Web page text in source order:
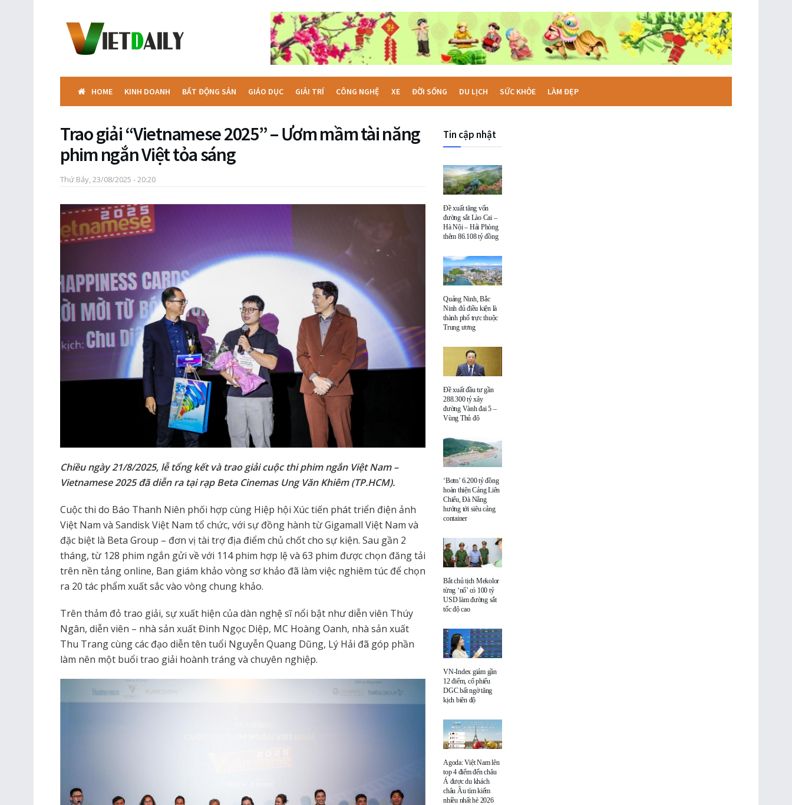
HOME KINH DOANH BẤT ĐỘNG SẢN GIÁO DỤC GIẢI TRÍ CÔNG NGHỆ XE ĐỜI SỐNG DU LỊCH SỨC KHỎE LÀM ĐẸP
Trao giải “Vietnamese 2025” – Ươm mầm tài năng
phim ngắn Việt tỏa sáng
Thứ Bảy, 23/08/2025 - 20:20
Chiều ngày 21/8/2025, lễ tổng kết và trao giải cuộc thi phim ngắn Việt Nam –
Vietnamese 2025 đã diễn ra tại rạp Beta Cinemas Ung Văn Khiêm (TP.HCM).
Cuộc thi do Báo Thanh Niên phối hợp cùng Hiệp hội Xúc tiến phát triển điện ảnh
Việt Nam và Sandisk Việt Nam tổ chức, với sự đồng hành từ Gigamall Việt Nam và
đặc biệt là Beta Group – đơn vị tài trợ địa điểm chủ chốt cho sự kiện. Sau gần 2
tháng, từ 128 phim ngắn gửi về với 114 phim hợp lệ và 63 phim được chọn đăng tải
trên nền tảng online, Ban giám khảo vòng sơ khảo đã làm việc nghiêm túc để chọn
ra 20 tác phẩm xuất sắc vào vòng chung khảo.
Trên thảm đỏ trao giải, sự xuất hiện của dàn nghệ sĩ nổi bật như diễn viên Thúy
Ngân, diễn viên – nhà sản xuất Đinh Ngọc Diệp, MC Hoàng Oanh, nhà sản xuất
Thu Trang cùng các đạo diễn tên tuổi Nguyễn Quang Dũng, Lý Hải đã góp phần
làm nên một buổi trao giải hoành tráng và chuyên nghiệp.
Tin cập nhật
Đề xuất tăng vốn
đường sắt Lào Cai –
Hà Nội – Hải Phòng
thêm 86.108 tỷ đồng
Quảng Ninh, Bắc
Ninh đủ điều kiện là
thành phố trực thuộc
Trung ương
Đề xuất đầu tư gần
288.300 tỷ xây
đường Vành đai 5 –
Vùng Thủ đô
‘Bơm’ 6.200 tỷ đồng
hoàn thiện Cảng Liên
Chiểu, Đà Nẵng
hướng tới siêu cảng
container
Bắt chủ tịch Mekolor
từng ‘nổ’ có 100 tỷ
USD làm đường sắt
tốc độ cao
VN-Index giảm gần
12 điểm, cổ phiếu
DGC bất ngờ tăng
kịch biên độ
Agoda: Việt Nam lên
top 4 điểm đến châu
Á được du khách
châu Âu tìm kiếm
nhiều nhất hè 2026